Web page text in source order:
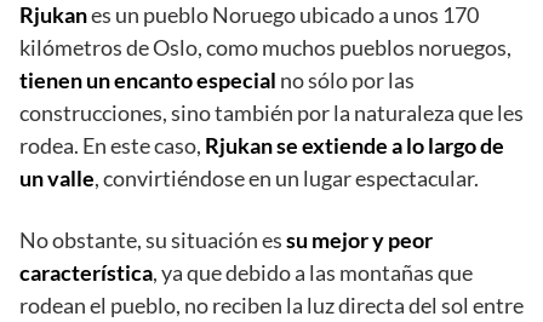
Rjukanes un pueblo Noruego ubicado a unos 170
kilómetros de Oslo, como muchos pueblos noruegos,
tienen un encanto especial no sólo por las
construcciones, sino también por la naturaleza que les
rodea. En este caso, Rjukan se extiende a lo largo de
un valle, convirtiéndose en un lugar espectacular.
No obstante, su situación essu mejor y peor
característica, ya que debido a las montañas que
rodean el pueblo, no reciben la luz directa del sol entre